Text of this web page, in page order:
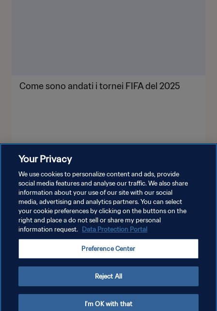
Come sono andati i tornei FIFA del 2025
PRIVACY POLICY
GESTISCI LE TUE PREFERENZE PER I COOKIES
Copyright © 1994 - 2026 FIFA. Tutti i diritti riservati.
Your Privacy
We use cookies to personalize content and ads, provide
social media features and analyse our traffic. We also share
information about your use of our site with our social
media, advertising and analytics partners. You can select
your cookie preferences by clicking on the buttons on the
right and place a do not sell or share my personal
information request. Data Protection Portal
Preference Center
Reject All
I'm OK with that